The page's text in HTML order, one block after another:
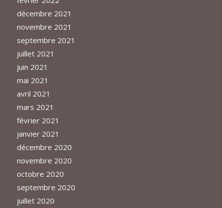
décembre 2021
novembre 2021
septembre 2021
juillet 2021
juin 2021
mai 2021
avril 2021
mars 2021
février 2021
janvier 2021
décembre 2020
novembre 2020
octobre 2020
septembre 2020
juillet 2020